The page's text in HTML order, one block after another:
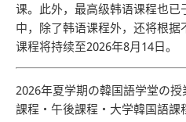
课。此外，最高级韩语课程也
中，除了韩语课程外，还将根
课程将持续至2026年8月14日。
2026年夏学期の韓国語学堂の
課程・午後課程・大学韓国語